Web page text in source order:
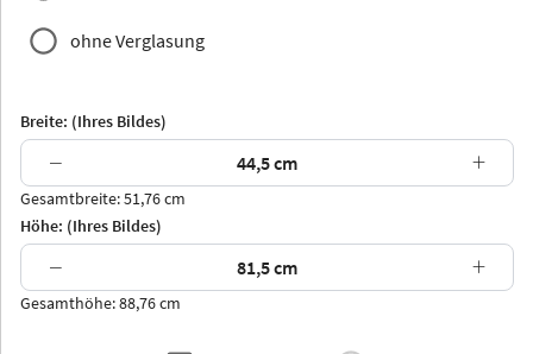
Jersey Dauphine
Arran Luzern
ohne Verglasung
Breite: (Ihres Bildes)
− +
Gesamtbreite: 51,76 cm
Höhe: (Ihres Bildes)
− +
Gesamthöhe: 88,76 cm